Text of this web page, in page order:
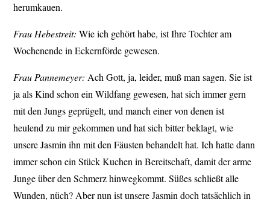
herumkauen.
Frau Hebestreit:Wie ich gehört habe, ist Ihre Tochter am
Wochenende in Eckernförde gewesen.
Frau Pannemeyer: Ach Gott, ja, leider, muß man sagen. Sie ist
ja als Kind schon ein Wildfang gewesen, hat sich immer gern
mit den Jungs geprügelt, und manch einer von denen ist
heulend zu mir gekommen und hat sich bitter beklagt, wie
unsere Jasmin ihn mit den Fäusten behandelt hat. Ich hatte dann
immer schon ein Stück Kuchen in Bereitschaft, damit der arme
Junge über den Schmerz hinwegkommt. Süßes schließt alle
Wunden, nüch? Aber nun ist unsere Jasmin doch tatsächlich in